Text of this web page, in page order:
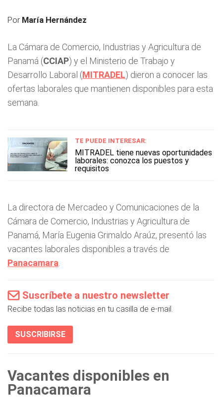
Por María Hernández
La Cámara de Comercio, Industrias y Agricultura de
Panamá (CCIAP) y el Ministerio de Trabajo y
Desarrollo Laboral (MITRADEL) dieron a conocer las
ofertas laborales que mantienen disponibles para esta
semana.
TE PUEDE INTERESAR:
MITRADEL tiene nuevas oportunidades
laborales: conozca los puestos y
requisitos
La directora de Mercadeo y Comunicaciones de la
Cámara de Comercio, Industrias y Agricultura de
Panamá, María Eugenia Grimaldo Araúz, presentó las
vacantes laborales disponibles a través de
Panacamara
Suscríbete a nuestro newsletter
Recibe todas las noticias en tu casilla de e-mail.
SUSCRIBIRSE
Vacantes disponibles en
Panacamara